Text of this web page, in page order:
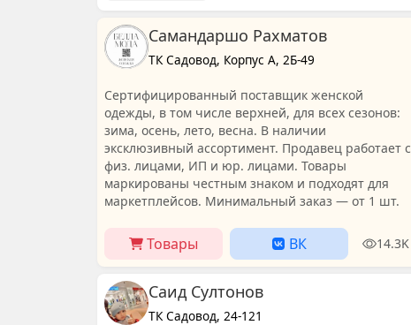
Самандаршо Рахматов
ТК Садовод, Корпус А, 2Б-49
Сертифицированный поставщик женской
одежды, в том числе верхней, для всех сезонов:
зима, осень, лето, весна. В наличии
эксклюзивный ассортимент. Продавец работает с
физ. лицами, ИП и юр. лицами. Товары
маркированы честным знаком и подходят для
маркетплейсов. Минимальный заказ — от 1 шт.
Товары ВК 14.3K
Саид Султонов
ТК Садовод, 24-121